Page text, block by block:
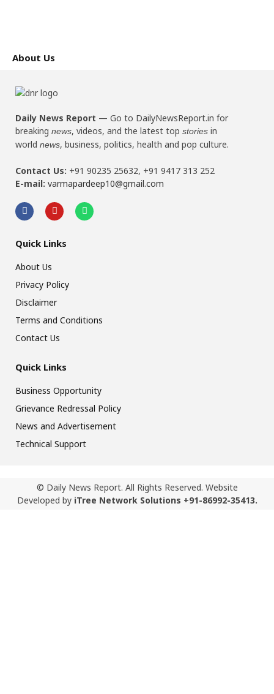
About Us
Daily News Report — Go to DailyNewsReport.in for
breaking news, videos, and the latest top stories in
world news, business, politics, health and pop culture.
Contact Us: +91 90235 25632, +91 9417 313 252
E-mail: varmapardeep10@gmail.com
Quick Links
About Us
Privacy Policy
Disclaimer
Terms and Conditions
Contact Us
Quick Links
Business Opportunity
Grievance Redressal Policy
News and Advertisement
Technical Support
© Daily News Report. All Rights Reserved. Website
Developed by iTree Network Solutions +91-86992-35413.